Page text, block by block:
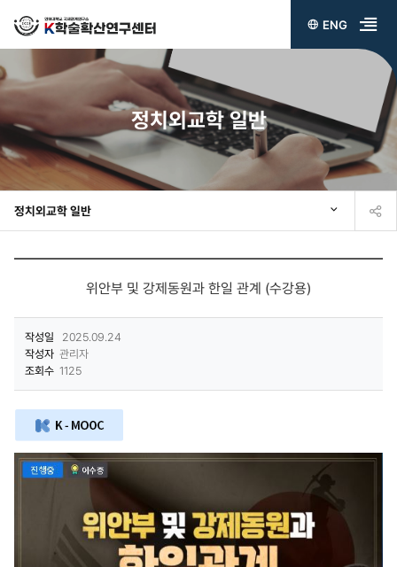
ENG
전
뉴
열
기
정치외교학 일반
정치외교학 일반
위안부 및 강제동원과 한일 관계 (수강용)
작성일
2025.09.24
작성자 관리자
조회수 1125